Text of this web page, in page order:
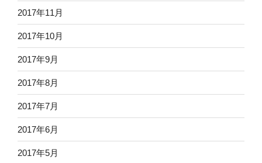
2017年11月
2017年10月
2017年9月
2017年8月
2017年7月
2017年6月
2017年5月